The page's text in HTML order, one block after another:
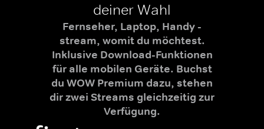
deiner Wahl
Fernseher, Laptop, Handy -
stream, womit du möchtest.
Inklusive Download-Funktionen
für alle mobilen Geräte. Buchst
du WOW Premium dazu, stehen
dir zwei Streams gleichzeitig zur
Verfügung.